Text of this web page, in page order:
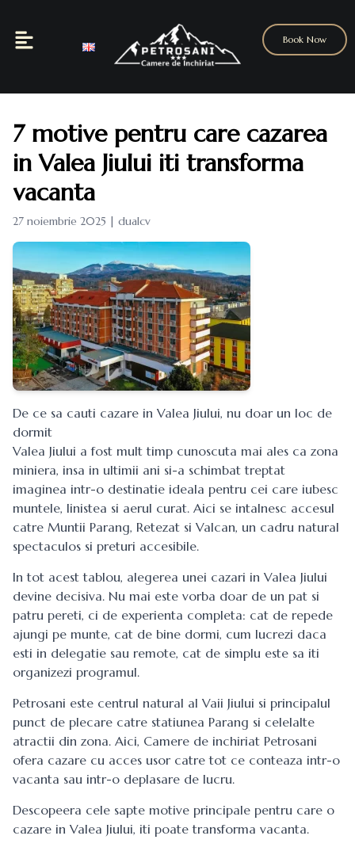
Book Now
7 motive pentru care cazarea
in Valea Jiului iti transforma
vacanta
27 noiembrie 2025 | dualcv
De ce sa cauti cazare in Valea Jiului, nu doar un loc de
dormit
Valea Jiului a fost mult timp cunoscuta mai ales ca zona
miniera, insa in ultimii ani si-a schimbat treptat
imaginea intr-o destinatie ideala pentru cei care iubesc
muntele, linistea si aerul curat. Aici se intalnesc accesul
catre Muntii Parang, Retezat si Valcan, un cadru natural
spectaculos si preturi accesibile.
In tot acest tablou, alegerea unei cazari in Valea Jiului
devine decisiva. Nu mai este vorba doar de un pat si
patru pereti, ci de experienta completa: cat de repede
ajungi pe munte, cat de bine dormi, cum lucrezi daca
esti in delegatie sau remote, cat de simplu este sa iti
organizezi programul.
Petrosani este centrul natural al Vaii Jiului si principalul
punct de plecare catre statiunea Parang si celelalte
atractii din zona. Aici, Camere de inchiriat Petrosani
ofera cazare cu acces usor catre tot ce conteaza intr-o
vacanta sau intr-o deplasare de lucru.
Descopeera cele sapte motive principale pentru care o
cazare in Valea Jiului, iti poate transforma vacanta.